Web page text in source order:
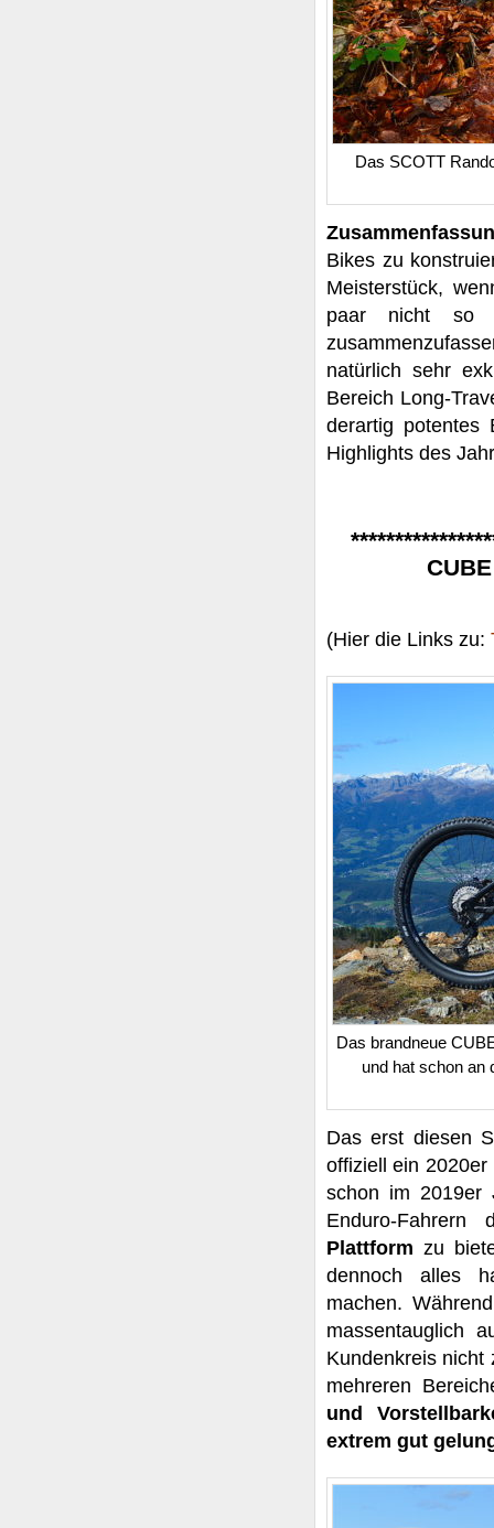
Das SCOTT
Bikes zu
Meisterstück,
paar nicht so
natürlich sehr
Bereich Long-
derartig potentes
Highlights des
(Hier die Links zu:
Das brandneue
und hat schon an
Das erst diesen
offiziell ein
schon im 2019er
Enduro-
Plattformzu
dennoch alles
machen.
massentauglich
Kundenkreis nicht
mehreren
und
extrem gut